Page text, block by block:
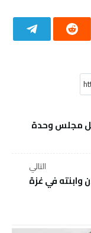
مجلس وحدة
التالي
وابنته في غزة